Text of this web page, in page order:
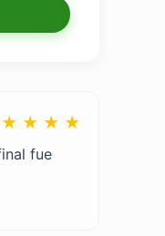
★ ★ ★
fue